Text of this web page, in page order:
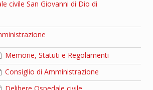
civile San Giovanni di Dio di
Memorie, Statuti e Regolamenti
Consiglio di Amministrazione